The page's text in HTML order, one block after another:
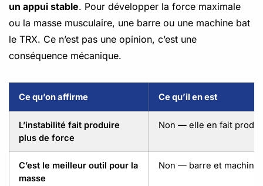
un appui stable. Pour développer la force maximale
ou la masse musculaire, une barre ou une machine bat
le TRX. Ce n’est pas une opinion, c’est une
conséquence mécanique.
Ce qu’on affirme Ce qu’il en est
L’instabilité fait produire
plus de force
Non — elle en fait
C’est le meilleur outil pour la
masse
Non — barre et